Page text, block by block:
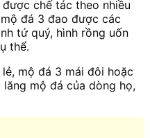
chế tác theo nhiều
đá 3 đao được các
tứ quý, hình rồng uốn
thể.
mộ đá 3 mái đôi hoặc
mộ đá của dòng họ,